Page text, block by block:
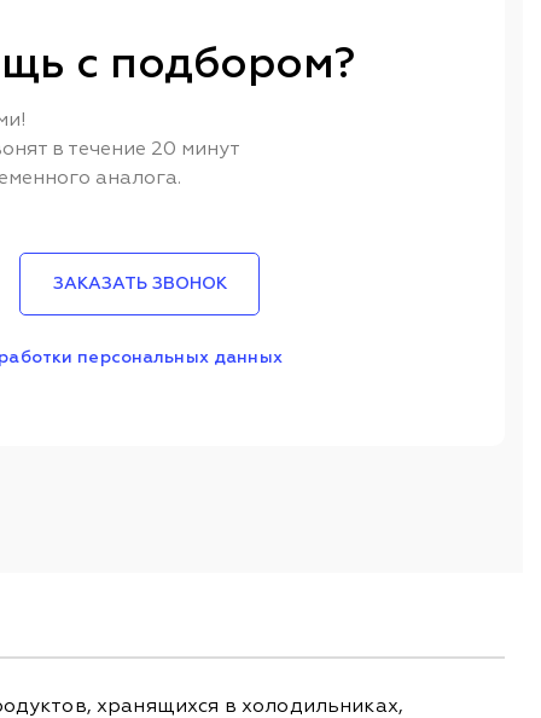
с подбором?
в течение 20 минут
аналога.
ЗАКАЗАТЬ ЗВОНОК
персональных данных
хранящихся в холодильниках,